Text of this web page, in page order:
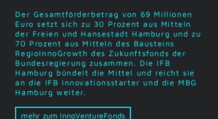
Der Gesamtförderbetrag von 69 Millionen
Euro setzt sich zu 30 Prozent aus Mitteln
der Freien und Hansestadt Hamburg und zu
70 Prozent aus Mitteln des Bausteins
RegioInnoGrowth des Zukunftsfonds der
Bundesregierung zusammen. Die IFB
Hamburg bündelt die Mittel und reicht sie
an die IFB Innovationsstarter und die MBG
Hamburg weiter.
mehr zum InnoVentureFonds